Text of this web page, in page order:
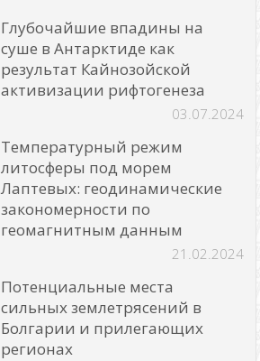
Глубочайшие впадины на
суше в Антарктиде как
результат Кайнозойской
активизации рифтогенеза
03.07.2024
Температурный режим
литосферы под морем
Лаптевых: геодинамические
закономерности по
геомагнитным данным
21.02.2024
Потенциальные места
сильных землетрясений в
Болгарии и прилегающих
регионах